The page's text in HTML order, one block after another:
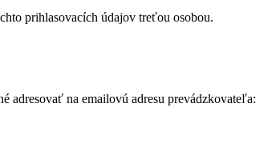
prihlasovacích údajov treťou osobou.
adresovať na emailovú adresu prevádzkovateľa: